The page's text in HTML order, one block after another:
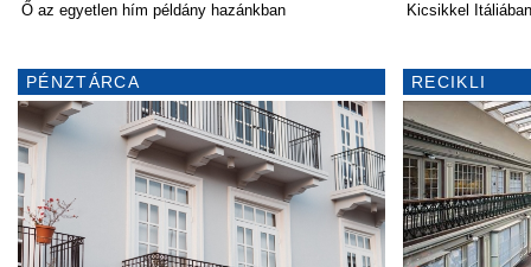
Ő az egyetlen hím példány hazánkban
PÉNZTÁRCA
Kicsikkel Itáliában
RECIKLI